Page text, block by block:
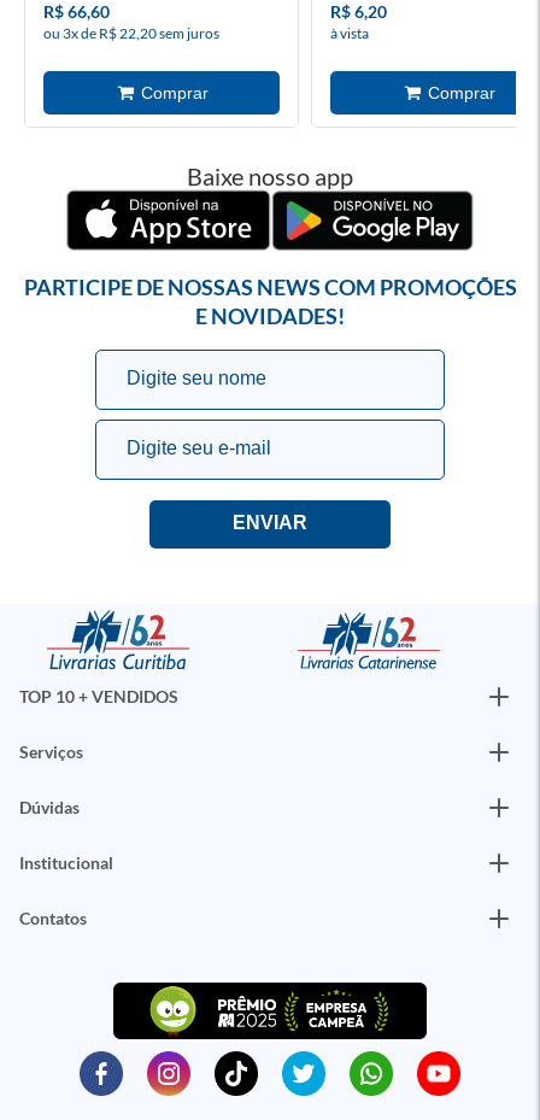
R$ 66,60
ou 3x de R$ 22,20 sem juros
R$ 6,20
à vista
Baixe nosso app
PARTICIPE DE NOSSAS NEWS COM PROMOÇÕES
E NOVIDADES!
TOP 10 + VENDIDOS
Serviços
Dúvidas
Institucional
Contatos